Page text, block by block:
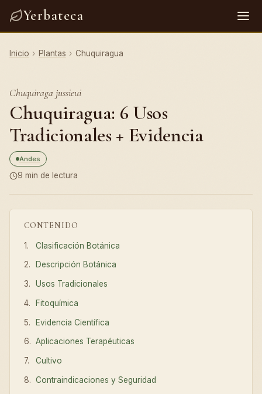
Yerbateca
Inicio › Plantas › Chuquiragua
Chuquiraga jussieui
Chuquiragua: 6 Usos
Tradicionales + Evidencia
Andes
9 min de lectura
CONTENIDO
Clasificación Botánica
Descripción Botánica
Usos Tradicionales
Fitoquímica
Evidencia Científica
Aplicaciones Terapéuticas
Cultivo
Contraindicaciones y Seguridad